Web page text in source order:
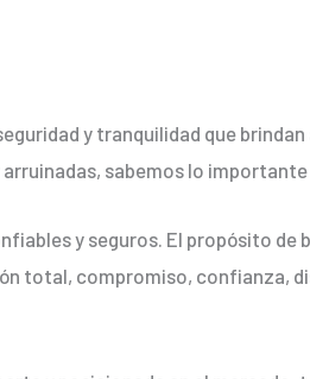
y tranquilidad que
sabemos lo importante
y seguros. El propósito de
total, compromiso, confianza,